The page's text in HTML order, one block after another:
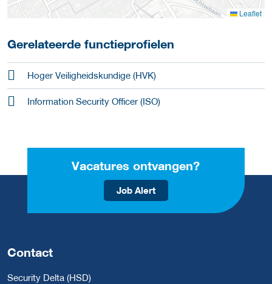
Leaflet
Gerelateerde functieprofielen
Hoger Veiligheidskundige (HVK)
Information Security Officer (ISO)
Vacatures ontvangen?
Job Alert
Contact
Security Delta (HSD)